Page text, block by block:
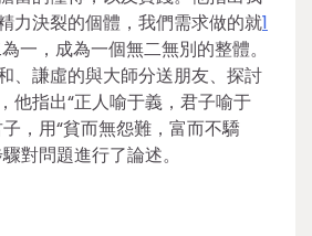
力決裂的個體，我們需求做的就1
一，成為一個無二無別的整體。
、謙虛的與大師分送朋友、探討
他指出“正人喻于義，君子喻于
，用“貧而無怨難，富而不驕
對問題進行了論述。